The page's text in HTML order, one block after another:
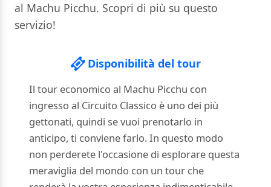
al Machu Picchu. Scopri di più su questo
servizio!
Disponibilità del tour
Il tour economico al Machu Picchu con
ingresso al Circuito Classico è uno dei più
gettonati, quindi se vuoi prenotarlo in
anticipo, ti conviene farlo. In questo modo
non perderete l'occasione di esplorare questa
meraviglia del mondo con un tour che